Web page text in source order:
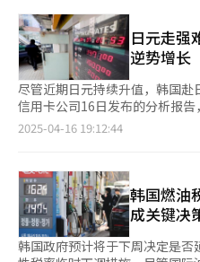
认为，地铁运营属于地方自治事务
交通公社表示：“若无偿乘车制
将导致结构性赤字进一步扩大，
核心领域。”
比的食品，拓展至服饰、美妆等
9000韩元的“7-Select”T恤，
品。 线上渠道也在加速布局PB业务。Coupang表示，其PB品
牌“CPLB”的合作企业数量已从
的630家。 便利店行业相关人士表示：“在高物价环境下，PB商
品已成为线上线下流通企业提
稳步增长，还展现出强劲的增
类。” 易买得24推出的
3.0931万亿韩元，尽管3月增速
贷款新增已达1.1218万亿韩元，增速再度
今年韩国国内生产总值（GDP
主要原因是全球贸易环境不确定
外，央行还预测今年消费者物价
行强调，当前全球贸易环境对
关注外汇市场的波动以及家庭债
济前景不明的背景下，韩国央行
国关税政策冲击出口，内需复苏
未来数月再次下调基准利率。
示，尽管5月宣布再次降息的可
央行的最终决策产生影响。 17日上午，在首尔中区央行大楼，韩
国银行行长李昌镛出席金融货币
供 韩联社】
去年10月以来持续四个月的上涨态势告一段
材料价格环比下降3.3%，而中
和消费品（0.9%）价格均保持
和煤炭及石油制品（-3.2%）价
（-6.2%）、石脑油（-3.9%）
（-3.5%）等细分品类价格均出现较大幅
尽管3月韩元兑美元汇率环上升
3月的1456.95韩元，但国际油价
元降至3月的72.49美元，下跌7%。 央行物价统计组负责人李
（音）表示：“4月以来，迪拜
5.4%，而韩元兑美元汇率则小
较高，但若这一趋势持续，油价
响。”他强调，虽然关税因素未
球经济环境变化、市场供需调
日元走强
逆势增长
尽管近期日元持续升值，韩国
信用卡公司16日发布的分析报
客户在日本的刷卡人数达
次，兑换金额为1928亿韩元，较
3.4%。 业内分析指出，受日元贬值影响，日本在去年成为最受欢
迎的出境游目的地之一。尽管近
温，反映出韩国游客对赴日行程的持续关注
（JNTO）数据显示，今年1月
2025-04-16 19:12:44
韩国燃油
成关键决
韩国政府预计将于下周决定是